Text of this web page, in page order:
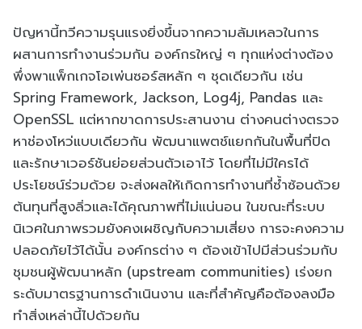
ปัญหานี้ทวีความรุนแรงยิ่งขึ้นจากความล้มเหลวในการ
ผสานการทำงานร่วมกัน องค์กรใหญ่ ๆ ทุกแห่งต่างต้อง
พึ่งพาแพ็กเกจโอเพ่นซอร์สหลัก ๆ ชุดเดียวกัน เช่น
Spring Framework, Jackson, Log4j, Pandas และ
OpenSSL แต่หากขาดการประสานงาน ต่างคนต่างตรวจ
หาช่องโหว่แบบเดียวกัน พัฒนาแพตช์แยกกันในพื้นที่ปิด
และรักษาเวอร์ชันย่อยส่วนตัวเอาไว้ โดยที่ไม่มีใครได้
ประโยชน์ร่วมด้วย จะส่งผลให้เกิดการทำงานที่ซ้ำซ้อนด้วย
ต้นทุนที่สูงลิ่วและได้คุณภาพที่ไม่แน่นอน ในขณะที่ระบบ
นิเวศในภาพรวมยังคงเผชิญกับความเสี่ยง การจะคงความ
ปลอดภัยไว้ได้นั้น องค์กรต่าง ๆ ต้องเข้าไปมีส่วนร่วมกับ
ชุมชนผู้พัฒนาหลัก (upstream communities) เร่งยก
ระดับมาตรฐานการดำเนินงาน และที่สำคัญคือต้องลงมือ
ทำสิ่งเหล่านี้ไปด้วยกัน